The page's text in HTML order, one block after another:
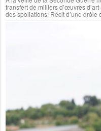
transfert de milliers d’œuvres
des spoliations. Récit d’une drôle